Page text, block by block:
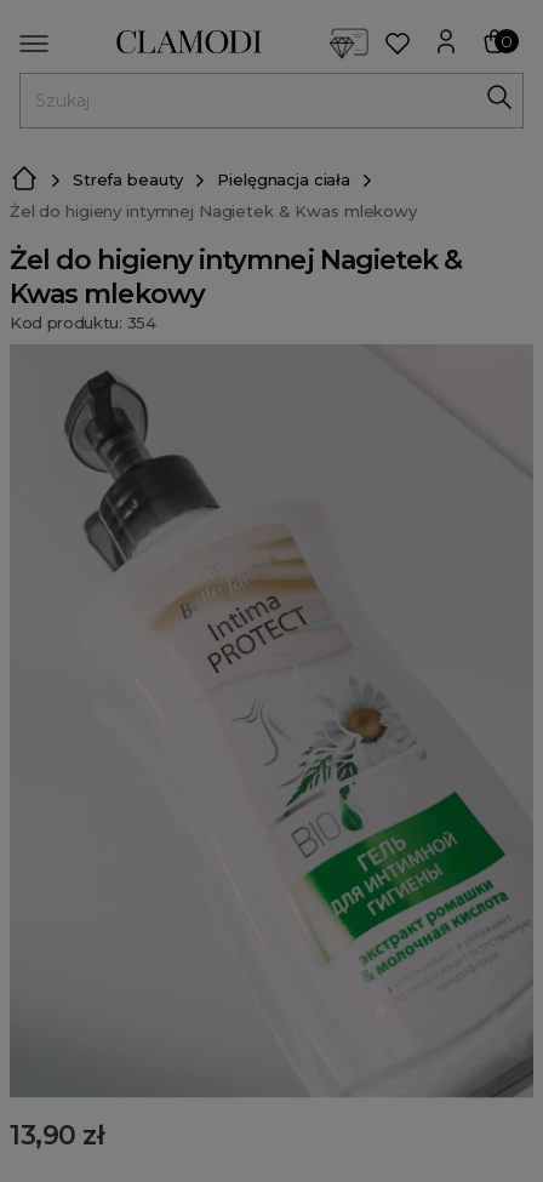
0
Strefa beauty
Pielęgnacja ciała
Żel do higieny intymnej Nagietek & Kwas mlekowy
Żel do higieny intymnej Nagietek &
Kwas mlekowy
Kod produktu: 354
13,90 zł